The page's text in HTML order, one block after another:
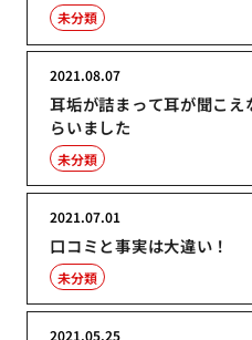
未分類
耳垢が詰まって耳が聞こ
らいました
2021.08.07
未分類
口コミと事実は大違い！
2021.07.01
未分類
2021.05.25